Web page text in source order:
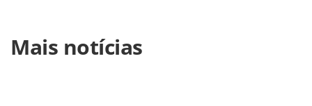
https://www.panrotas.com.br/aviacao/empresas/2019/07/
esta-em-busca-de-startups-brasileiras-de-
Mais notícias